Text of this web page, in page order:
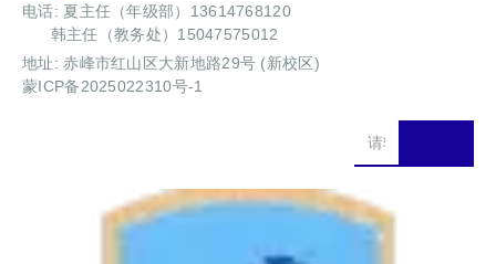
电话: 夏主任（年级部）13614768120
韩主任（教务处）15047575012
地址: 赤峰市红山区大新地路29号 (新校区)
蒙ICP备2025022310号-1